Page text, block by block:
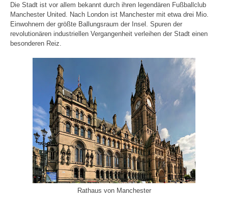
Die Stadt ist vor allem bekannt durch ihren legendären Fußballclub
Manchester United. Nach London ist Manchester mit etwa drei Mio.
Einwohnern der größte Ballungsraum der Insel. Spuren der
revolutionären industriellen Vergangenheit verleihen der Stadt einen
besonderen Reiz.
Rathaus von Manchester